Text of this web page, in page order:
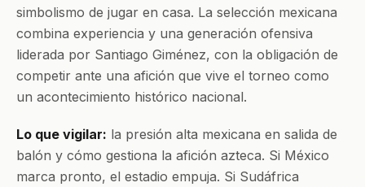
simbolismo de jugar en casa. La selección mexicana
combina experiencia y una generación ofensiva
liderada por Santiago Giménez, con la obligación de
competir ante una afición que vive el torneo como
un acontecimiento histórico nacional.
Lo que vigilar: la presión alta mexicana en salida de
balón y cómo gestiona la afición azteca. Si México
marca pronto, el estadio empuja. Si Sudáfrica